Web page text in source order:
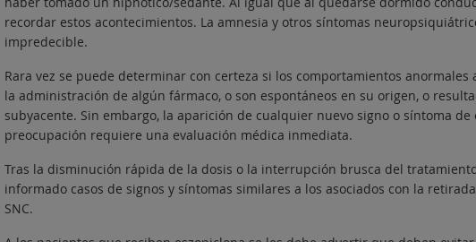
recordar estos acontecimientos. La amnesia y otros síntomas
impredecible.
Rara vez se puede determinar con certeza si los comportamientos
la administración de algún fármaco, o son espontáneos en su origen, o
subyacente. Sin embargo, la aparición de cualquier nuevo signo o síntoma
preocupación requiere una evaluación médica inmediata.
Tras la disminución rápida de la dosis o la interrupción brusca del
informado casos de signos y síntomas similares a los asociados con la
SNC.